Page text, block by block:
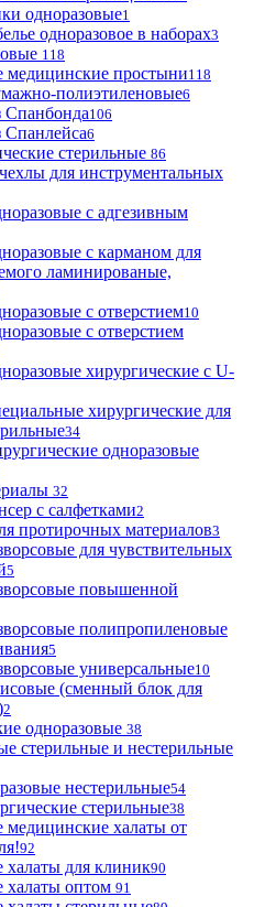
одноразовые1
одноразовое в наборах3
118
медицинские простыни118
полиэтиленовые6
106
6
стерильные 86
для инструментальных
с адгезивным
с карманом для
ламинированые,
с отверстием10
с отверстием
хирургические с U-
хирургические для
34
одноразовые
32
с салфетками2
протирочных материалов3
для чувствительных
5
повышенной
полипропиленовые
5
универсальные10
(сменный блок для
2
одноразовые 38
стерильные и нестерильные
нестерильные54
стерильные38
медицинские халаты от
92
халаты для клиник90
халаты оптом 91